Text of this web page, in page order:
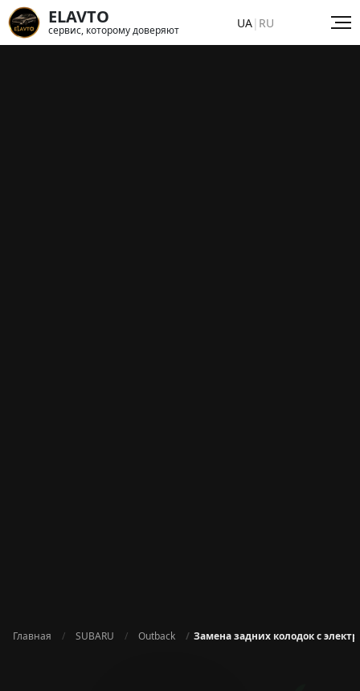
ELAVTO
сервис, которому доверяют UA| RU
Главная SUBARU Outback Замена задних колодок с